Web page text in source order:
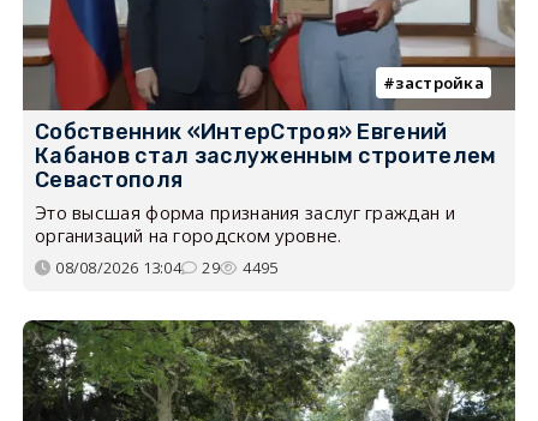
застройка
Собственник «ИнтерСтроя» Евгений
Кабанов стал заслуженным строителем
Севастополя
Это высшая форма признания заслуг граждан и
организаций на городском уровне.
08/08/2026 13:04 29 4495